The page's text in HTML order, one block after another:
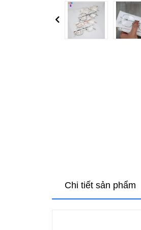
Previous
Chi tiết sản phẩm